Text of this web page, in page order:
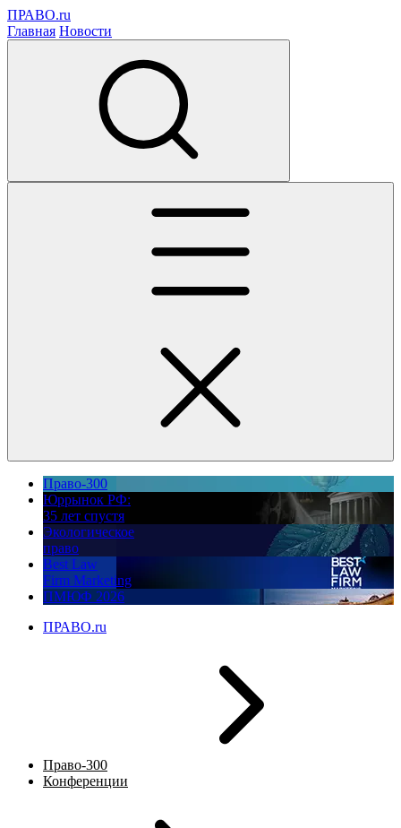
ПРАВО.ru
Главная Новости
Право-300
Юррынок РФ:
35 лет спустя
Экологическое
право
Best Law
Firm Marketing
ПМЮФ 2026
ПРАВО.ru
Право-300
Конференции